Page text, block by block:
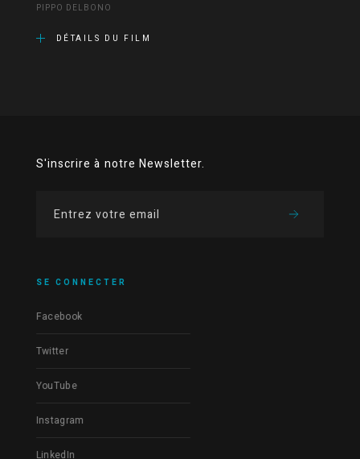
PIPPO DELBONO
DÉTAILS DU FILM
S'inscrire à notre Newsletter.
SE CONNECTER
Facebook
Twitter
YouTube
Instagram
LinkedIn